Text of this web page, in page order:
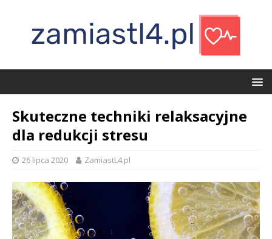
Skuteczne techniki relaksacyjne
dla redukcji stresu
26 lipca 2020 ZamiastL4.pl